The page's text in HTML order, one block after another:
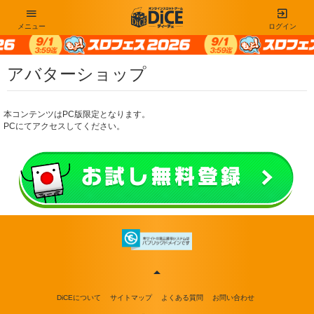
ログイン
メニュー
アバターショップ
本コンテンツはPC版限定となります。
PCにてアクセスしてください。
DiCEについて サイトマップ よくある質問 お問い合わせ